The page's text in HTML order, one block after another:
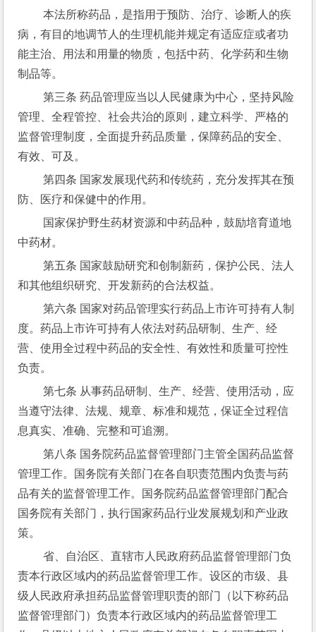
本法所称药品，是指用于预防、治疗、诊断人的疾
病，有目的地调节人的生理机能并规定有适应症或者功
能主治、用法和用量的物质，包括中药、化学药和生物
制品等。
第三条 药品管理应当以人民健康为中心，坚持风险
管理、全程管控、社会共治的原则，建立科学、严格的
监督管理制度，全面提升药品质量，保障药品的安全、
有效、可及。
第四条 国家发展现代药和传统药，充分发挥其在预
防、医疗和保健中的作用。
中药材。
第五条 国家鼓励研究和创制新药，保护公民、法人
和其他组织研究、开发新药的合法权益。
第六条 国家对药品管理实行药品上市许可持有人制
度。药品上市许可持有人依法对药品研制、生产、经
营、使用全过程中药品的安全性、有效性和质量可控性
负责。
第七条 从事药品研制、生产、经营、使用活动，应
当遵守法律、法规、规章、标准和规范，保证全过程信
息真实、准确、完整和可追溯。
第八条 国务院药品监督管理部门主管全国药品监督
管理工作。国务院有关部门在各自职责范围内负责与药
品有关的监督管理工作。国务院药品监督管理部门配合
国务院有关部门，执行国家药品行业发展规划和产业政
策。
省、自治区、直辖市人民政府药品监督管理部门负
责本行政区域内的药品监督管理工作。设区的市级、县
级人民政府承担药品监督管理职责的部门（以下称药品
监督管理部门）负责本行政区域内的药品监督管理工